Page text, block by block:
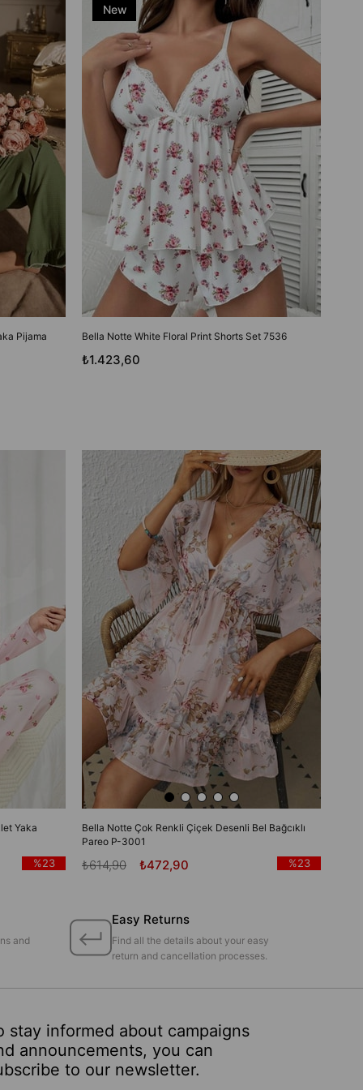
Pijama
Bella Notte White Floral Print Shorts Set 7536
₺1.423,60
New
Item
Yaka
%23
Bella Notte Çok Renkli Çiçek Desenli Bel Bağcıklı
Pareo P-3001
₺472,90
₺614,90 %23
and
Easy Returns
Find all the details about your easy
return and cancellation processes.
stay informed about campaigns
announcements, you can
to our newsletter.